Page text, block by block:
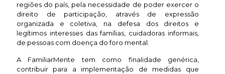
regiões do país, pela necessidade de poder exercer o
direito de participação, através de expressão
organizada e coletiva, na defesa dos direitos e
legítimos interesses das famílias, cuidadoras informais,
de pessoas com doença do foro mental.
A FamiliarMente tem como finalidade genérica,
contribuir para a implementação de medidas que